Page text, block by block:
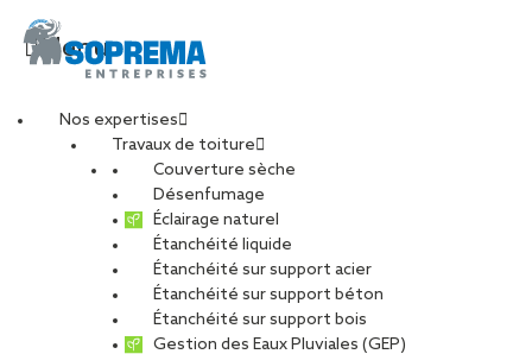
Menu
Nos expertises
Travaux de toiture
Couverture sèche
Désenfumage
Éclairage naturel
Étanchéité liquide
Étanchéité sur support acier
Étanchéité sur support béton
Étanchéité sur support bois
Gestion des Eaux Pluviales (GEP)
SOPREMA
ENTREPRISES Agence
Rennes